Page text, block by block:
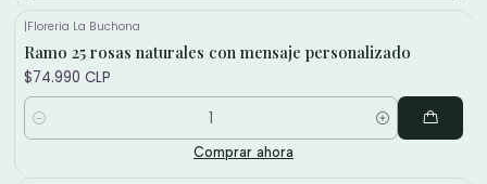
|Floreria La Buchona
Ramo 25 rosas naturales con mensaje personalizado
$74.990 CLP
Cantidad
Comprar ahora